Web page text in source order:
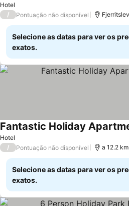
Hotel
/ Pontuação não disponível
Selecione as datas para ver os
exatos.
Hotel
Fantastic Holiday
/ Pontuação não disponível a 12.2
Selecione as datas para ver os
exatos.